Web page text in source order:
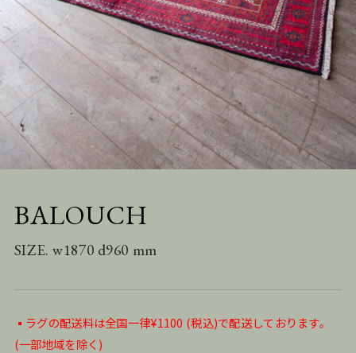
BALOUCH
SIZE. w1870 d960 mm
▪️ラグの配送料は全国一律¥1100 (税込)で配送しております。
(一部地域を除く)